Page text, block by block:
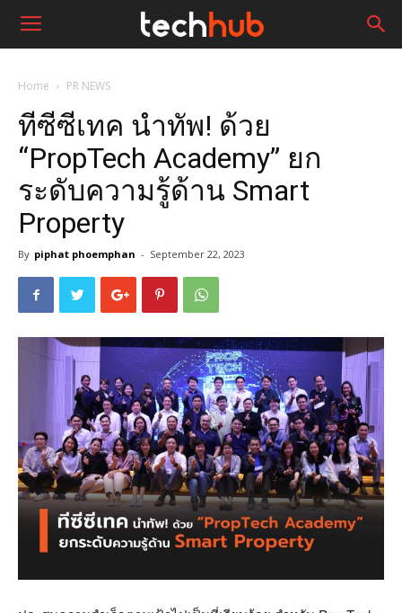
Home PR NEWS
ทีซีซีเทค นำทัพ! ด้วย
“PropTech Academy” ยก
ระดับความรู้ด้าน Smart
Property
By piphat phoemphan - September 22, 2023